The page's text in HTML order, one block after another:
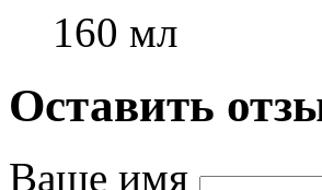
160 мл
Оставить
Ваше имя